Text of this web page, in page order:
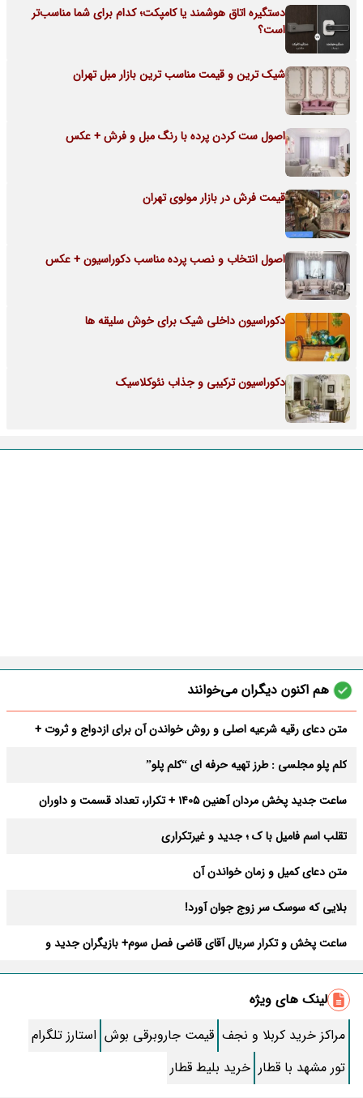
دستگیره اتاق هوشمند یا کامپکت؛ کدام برای شما مناسب‌تر
است؟
شیک ترین و قیمت مناسب ترین بازار مبل تهران
اصول ست کردن پرده با رنگ مبل و فرش + عکس
قیمت فرش در بازار مولوی تهران
اصول انتخاب و نصب پرده مناسب دکوراسیون + عکس
دکوراسیون داخلی شیک برای خوش سلیقه ها
دکوراسیون ترکیبی و جذاب نئوکلاسیک
هم اکنون دیگران می‌خوانند
متن دعای رقیه شرعیه اصلی و روش خواندن آن برای ازدواج و ثروت +
کلم پلو مجلسی : طرز تهیه حرفه ای “کلم پلو”
ساعت جدید پخش مردان آهنین 1405 + تکرار، تعداد قسمت و داوران
تقلب اسم فامیل با ک ؛ جدید و غیرتکراری
متن دعای کمیل و زمان خواندن آن
بلایی که سوسک سر زوج جوان آورد!
ساعت پخش و تکرار سریال آقای قاضی فصل سوم+ بازیگران جدید و
طرز تهیه سالاد ماکارونی خانگی خوشمزه و لذیذ + آموزش تصویری
طرز تهیه پاستا با سس آلفردو و مرغ فوری + آموزش تصویری پنه
جواب کامل اسم فامیل با “س”
ماه قرمز نشانه آخر دنیا در آسمان ظاهر شد !
لینک های ویژه
مراکز خرید کربلا و نجف قیمت جاروبرقی بوش استارز تلگرام
تور مشهد با قطار خرید بلیط قطار